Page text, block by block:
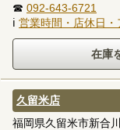
☎ 092-643-6721
ℹ 営業時間・店休日
久留米店
福岡県久留米市新合